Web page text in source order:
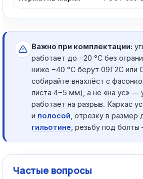
Важно при комплектации:
работает до −20 °C без
ниже −40 °C берут 09Г2С или
собирайте внахлёст с
листа 4−5 мм), а не «на ус» —
работает на разрыв. Каркас
и полосой , отрезку в размер
гильотине , резьбу под
Частые вопросы